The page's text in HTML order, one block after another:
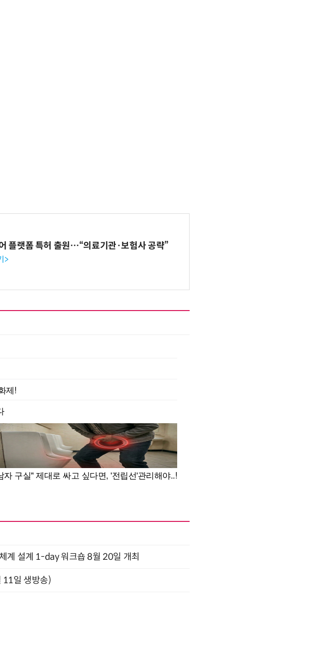
플랫폼 특허 출원…“의료기관·보험사 공략”
>
계 설계 1-day 워크숍 8월 20일 개최
11일 생방송)